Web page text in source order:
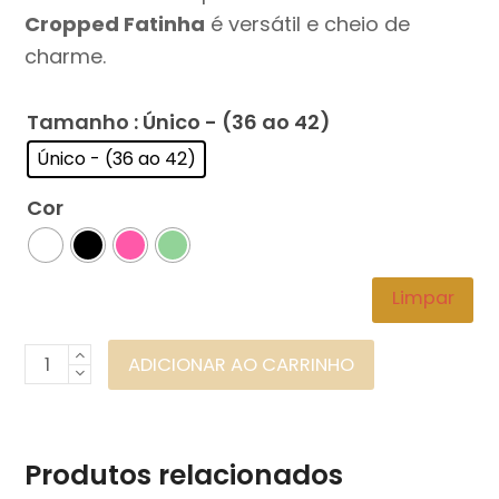
Cropped Fatinha é versátil e cheio de
charme.
Tamanho : Único - (36 ao 42)
Único - (36 ao 42)
Cor
Limpar
Cropped
Fatinha
quantidade
ADICIONAR AO CARRINHO
Produtos relacionados